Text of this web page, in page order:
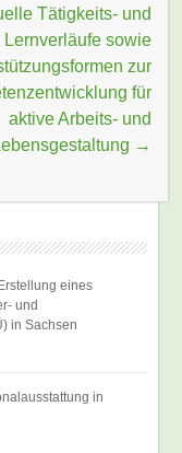
Tätigkeits- und
Lernverläufe sowie
zur
für
aktive Arbeits- und
→
eines
und
in Sachsen
in